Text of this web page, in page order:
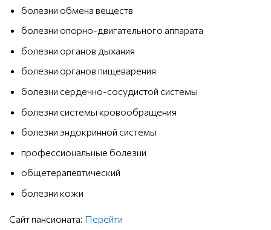
болезни обмена веществ
болезни опорно-двигательного аппарата
болезни органов дыхания
болезни органов пищеварения
болезни сердечно-сосудистой системы
болезни системы кровообращения
болезни эндокринной системы
профессиональные болезни
общетерапевтический
болезни кожи
Сайт пансионата: Перейти